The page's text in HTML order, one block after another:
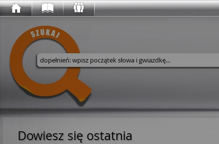
Wyszukaj w serwisie
Dowiesz się ostatnia